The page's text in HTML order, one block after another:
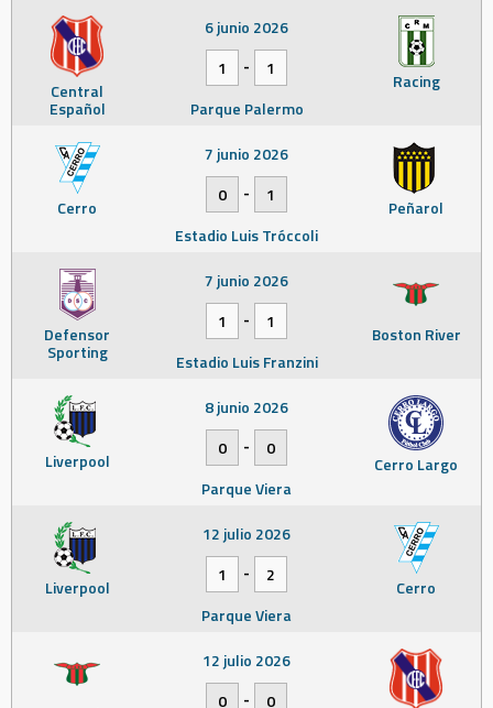
Central
Español
Racing
6 junio 2026
1
-
1
Parque Palermo
Cerro Peñarol
7 junio 2026
0
-
1
Estadio Luis Tróccoli
Defensor
Sporting
Boston River
7 junio 2026
1
-
1
Estadio Luis Franzini
Liverpool Cerro Largo
8 junio 2026
0
-
0
Parque Viera
Liverpool Cerro
12 julio 2026
1
-
2
Parque Viera
12 julio 2026
0
-
0